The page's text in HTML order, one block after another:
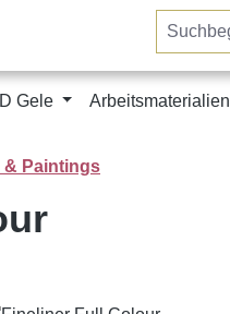
Gele Arbeitsmaterialien
Paintings